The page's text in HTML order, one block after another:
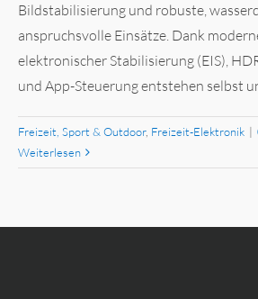
Bildstabilisierung und robuste,
anspruchsvolle Einsätze. Dank
elektronischer Stabilisierung (EIS),
und App-Steuerung entstehen selbst
Freizeit, Sport & Outdoor, Freizeit-Elektronik |
Weiterlesen